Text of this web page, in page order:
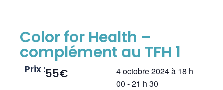
Color for Health –
complément au TFH 1
Prix :55€ 4 octobre 2024à 18 h
00 -21 h 30